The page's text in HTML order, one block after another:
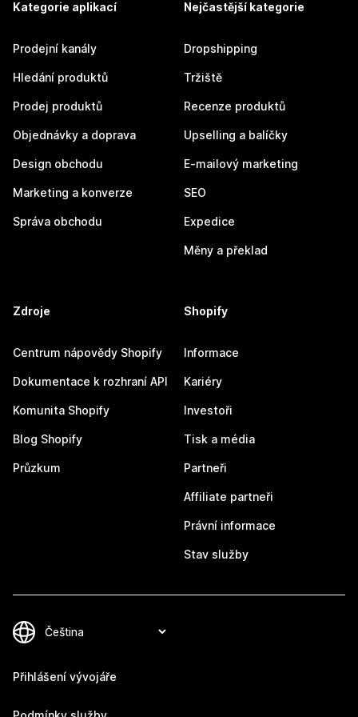
Kategorie aplikací
Prodejní kanály
Hledání produktů
Prodej produktů
Objednávky a doprava
Design obchodu
Marketing a konverze
Správa obchodu
Nejčastější kategorie
Dropshipping
Tržiště
Recenze produktů
Upselling a balíčky
E-mailový marketing
SEO
Expedice
Měny a překlad
Zdroje
Centrum nápovědy Shopify
Dokumentace k rozhraní API
Komunita Shopify
Blog Shopify
Průzkum
Shopify
Informace
Kariéry
Investoři
Tisk a média
Partneři
Affiliate partneři
Právní informace
Stav služby
Přihlášení vývojáře